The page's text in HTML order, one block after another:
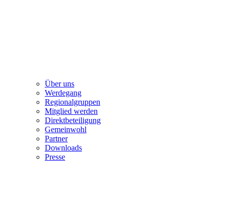
Über uns
Werdegang
Regionalgruppen
Mitglied werden
Direktbeteiligung
Gemeinwohl
Partner
Downloads
Presse